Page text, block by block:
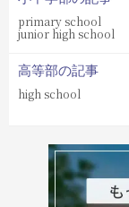
primary school
junior high school
高等部の記事
high school